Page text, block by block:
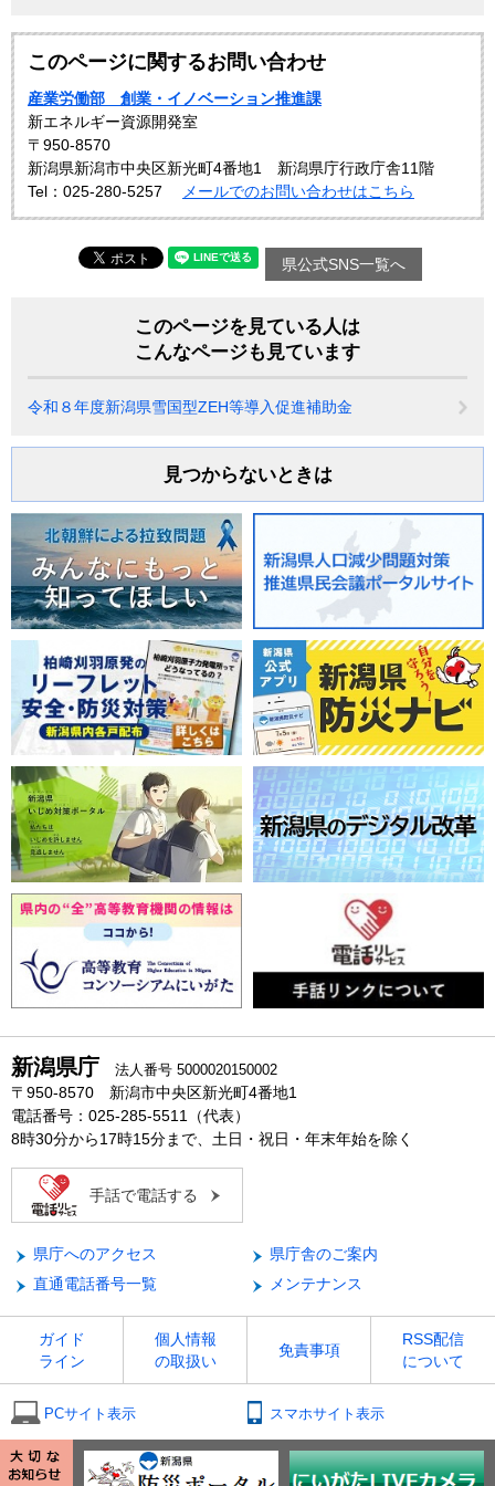
このページに関するお問い合わせ
産業労働部 創業・イノベーション推進課
新エネルギー資源開発室
〒950-8570
新潟県新潟市中央区新光町4番地1 新潟県庁行政庁舎11階
Tel：025-280-5257
メールでのお問い合わせはこちら
県公式SNS一覧へ
このページを見ている人は
こんなページも見ています
令和８年度新潟県雪国型ZEH等導入促進補助金
見つからないときは
新潟県庁 法人番号 5000020150002
〒950-8570 新潟市中央区新光町4番地1
電話番号：025-285-5511（代表）
8時30分から17時15分まで、土日・祝日・年末年始を除く
手話で電話する
県庁へのアクセス
県庁舎のご案内
直通電話番号一覧
メンテナンス
ガイド
ライン
個人情報
の取扱い
免責事項
RSS配信
について
PCサイト表示 スマホサイト表示